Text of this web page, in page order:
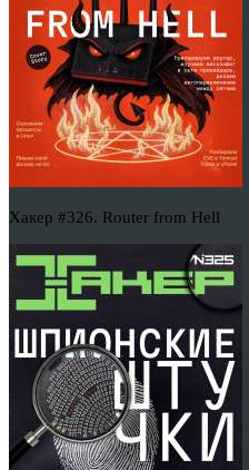
Хакер #326. Router from Hell